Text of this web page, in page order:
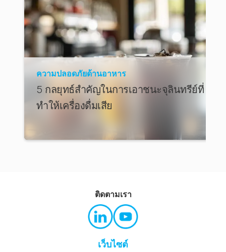
ความปลอดภัยด้านอาหาร
5 กลยุทธ์สำคัญในการเอาชนะจุลินทรีย์ที่
ทำให้เครื่องดื่มเสีย
เว็บไซต์
ติดตามเรา